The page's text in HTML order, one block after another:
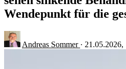
Wendepunkt für die
Andreas Sommer ·